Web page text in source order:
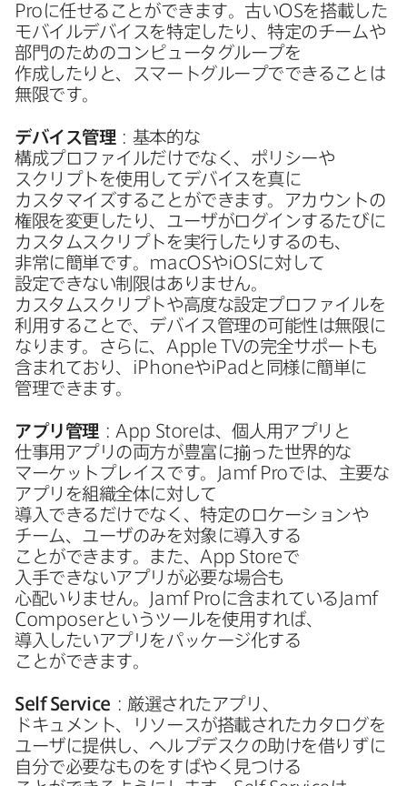
Pro に​任せる​ことができます。​古いOSを​搭載した​
モバイルデバイスを​特定したり、​特定の​チームや​
部門の​ための​コンピュータグループを​
作成したりと、​スマートグループで​できる​ことは​
無限です。
デバイス管理 ：基本的な​
構成プロファイルだけでなく、​ポリシーや​
スクリプトを​使用して​デバイスを​真に​
カスタマイズする​ことができます。​アカウントの​
権限を​変更したり、​ユーザが​ログインする​たびに​
カスタムスクリプトを​実行したりするのも、​
非常に​簡単です。 macOSやiOSに​対して​
設定できない​制限は​ありません。​
カスタムスクリプトや​高度な​設定プロファイルを​
利用する​ことで、​デバイス管理の​可能性は​無限に​
なります。​さらに、 Apple TVの​完全サ​ポートも​
含まれており、
iPhoneやiPad と​同様に​簡単に​
管理できます。
アプリ管理 ： App Storeは、​個人用アプリと​
仕事用アプリの​両方が​豊富に​揃った​世界的な​
マーケットプレイスです。
Jamf Proでは、​主要な​
アプリを​組織全体に​対して​
導入できるだけでなく、​特定の​ロケーションや​
チーム、​ユーザのみを​対象に​導入する​
ことができます。​また、 App Storeで​
入手できない​アプリが​必要な​場合も​
心配いりません。
Jamf Pro に​含まれている Jamf
Composerと​いう​ツールを​使用すれば、​
導入したい​アプリを​パッケージ化する​
ことができます。
Self Service ：厳選された​アプリ、​
ドキュメント、​リソースが​搭載された​カタログを​
ユーザに​提供し、​ヘルプデスクの​助けを​借りずに​
自分で​必要な​ものを​すばやく​見つける​